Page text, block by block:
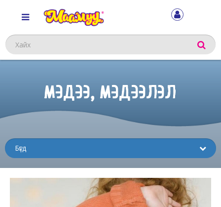
Хайх
МЭДЭЭ, МЭДЭЭЛЭЛ